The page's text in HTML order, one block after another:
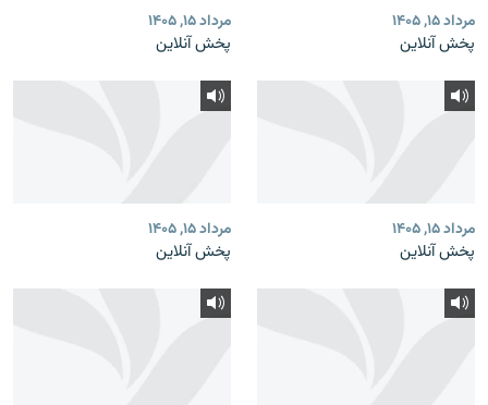
مرداد ۱۵, ۱۴۰۵
پخش آنلاین
مرداد ۱۵, ۱۴۰۵
پخش آنلاین
مرداد ۱۵, ۱۴۰۵
پخش آنلاین
مرداد ۱۵, ۱۴۰۵
پخش آنلاین